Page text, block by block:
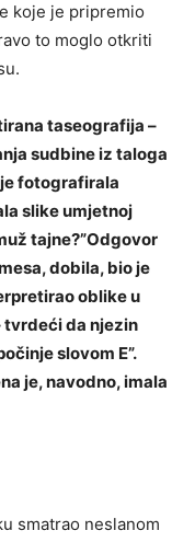
koje je pripremio
to moglo otkriti
taseografija –
sudbine iz taloga
fotografirala
slike umjetnoj
tajne?”Odgovor
dobila, bio je
oblike u
tvrdeći da njezin
slovom E”.
je, navodno, imala
smatrao neslanom